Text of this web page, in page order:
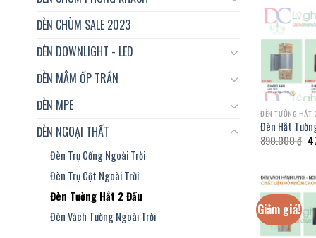
ĐÈN CHÙM SALE 2023
ĐÈN DOWNLIGHT - LED
ĐÈN MÂM ỐP TRẦN
ĐÈN MPE
ĐÈN NGOẠI THẤT
Đèn Trụ Cổng Ngoài Trời
Đèn Trụ Cột Ngoài Trời
Đèn Tường Hắt 2 Đầu
Đèn Vách Tường Ngoài Trời
ĐÈN TƯỜNG HẮT
Đèn Hắt
890.000₫
Giảm giá!